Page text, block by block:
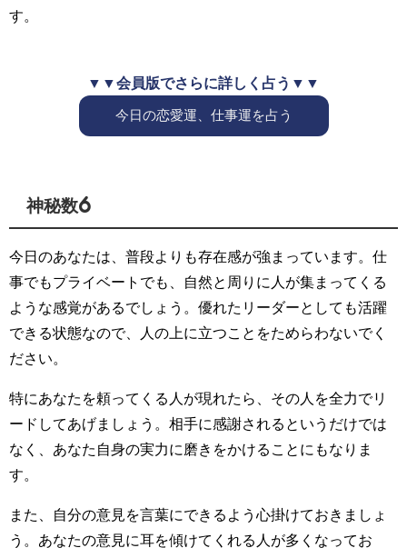
す。
▼▼会員版でさらに詳しく占う▼▼
今日の恋愛運、仕事運を占う
神秘数6
今日のあなたは、普段よりも存在感が強まっています。仕
事でもプライベートでも、自然と周りに人が集まってくる
ような感覚があるでしょう。優れたリーダーとしても活躍
できる状態なので、人の上に立つことをためらわないでく
ださい。
特にあなたを頼ってくる人が現れたら、その人を全力でリ
ードしてあげましょう。相手に感謝されるというだけでは
なく、あなた自身の実力に磨きをかけることにもなりま
す。
また、自分の意見を言葉にできるよう心掛けておきましょ
う。あなたの意見に耳を傾けてくれる人が多くなってお